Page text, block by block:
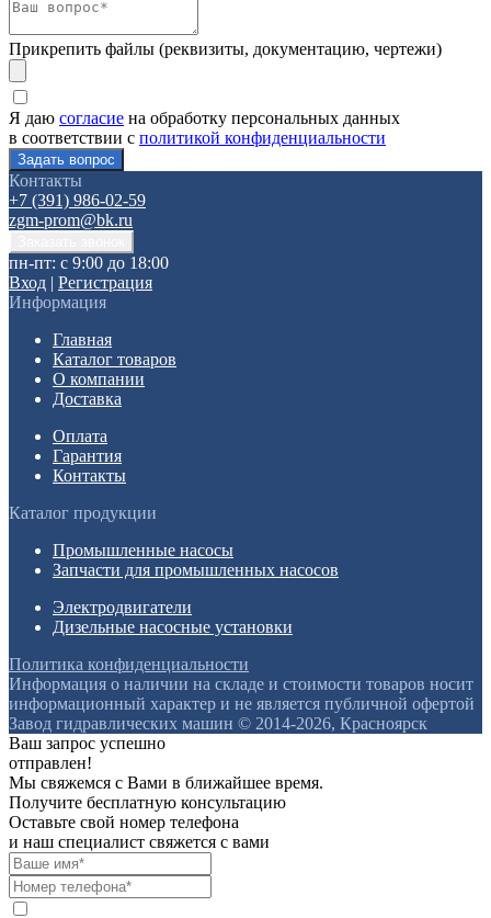
Прикрепить файлы (реквизиты, документацию, чертежи)
Я даю согласие на обработку персональных данных
в соответствии с политикой конфиденциальности
Контакты
+7 (391) 986-02-59
zgm-prom@bk.ru
пн-пт: с 9:00 до 18:00
Вход | Регистрация
Информация
Главная
Каталог товаров
О компании
Доставка
Оплата
Гарантия
Контакты
Каталог продукции
Промышленные насосы
Запчасти для промышленных насосов
Электродвигатели
Дизельные насосные установки
Политика конфиденциальности
Информация о наличии на складе и стоимости товаров носит
информационный характер и не является публичной офертой
Завод гидравлических машин © 2014-2026, Красноярск
Ваш запрос успешно
отправлен!
Мы свяжемся с Вами в ближайшее время.
Получите бесплатную консультацию
Оставьте свой номер телефона
и наш специалист свяжется с вами